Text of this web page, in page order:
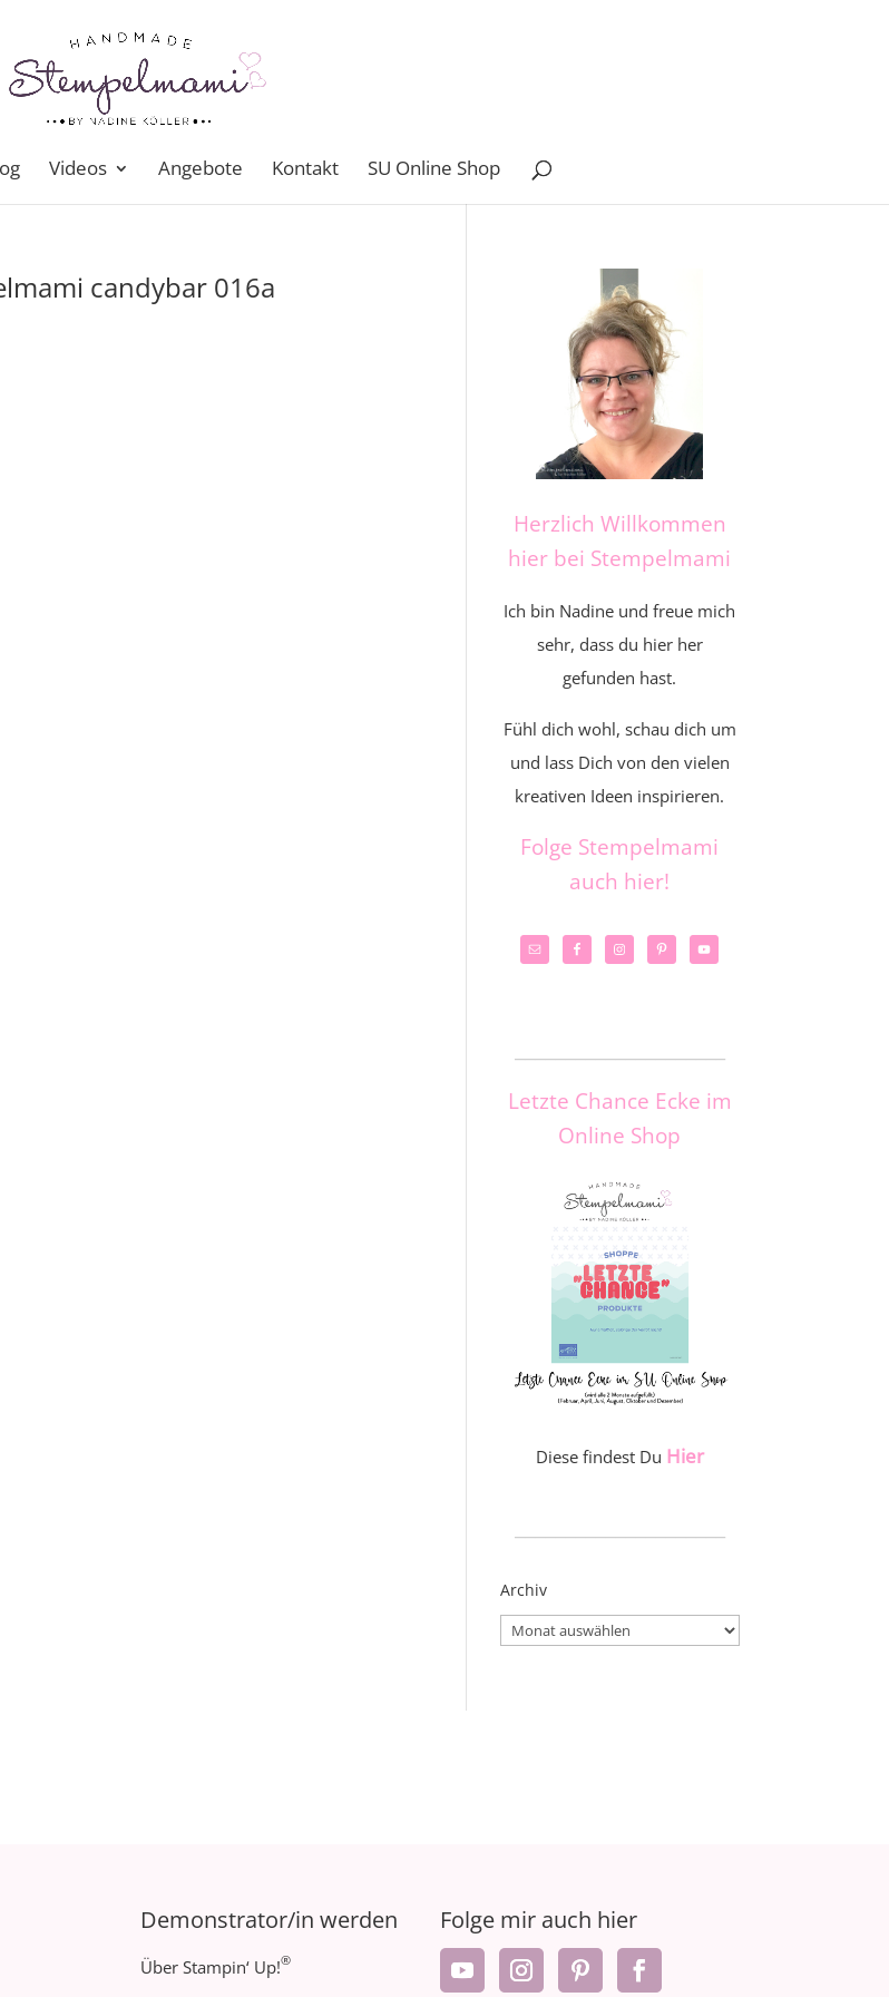
Videos Angebote Kontakt SU Online Shop
candybar 016a
Herzlich Willkommen
hier bei Stempelmami
Ich bin Nadine und freue mich
sehr, dass du hier her
gefunden hast.
Fühl dich wohl, schau dich um
und lass Dich von den vielen
kreativen Ideen inspirieren.
Folge Stempelmami
auch hier!
Letzte Chance Ecke im
Online Shop
Diese findest Du Hier
Archiv
Archiv
Demonstrator/in werden
Über Stampin‘ Up!®
Folge mir auch hier